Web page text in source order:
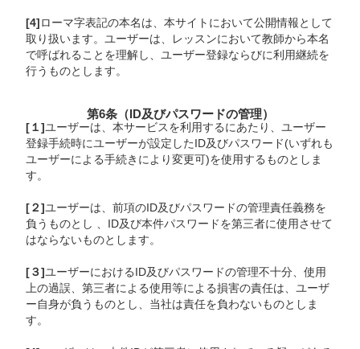
[4] ローマ字表記の本名は、本サイトにおいて公開情報として
取り扱います。ユーザーは、レッスンにおいて教師から本名
で呼ばれることを理解し、ユーザー登録ならびに利用継続を
行うものとします。
第6条（ID及びパスワードの管理）
[１]ユーザーは、本サービスを利用するにあたり、ユーザー
登録手続時にユーザーが設定したID及びパスワード(いずれも
ユーザーによる手続きにより変更可)を使用するものとしま
す。
[２]ユーザーは、前項のID及びパスワードの管理責任義務を
負うものとし 、ID及び本件パスワードを第三者に使用させて
はならないものとします。
[３]ユーザーにおけるID及びパスワードの管理不十分、使用
上の過誤、第三者による使用等による損害の責任は、ユーザ
ー自身が負うものとし、当社は責任を負わないものとしま
す。